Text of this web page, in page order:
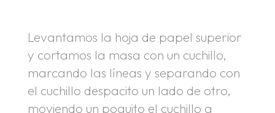
Levantamos la hoja de papel superior
y cortamos la masa con un cuchillo,
marcando las líneas y separando con
el cuchillo despacito un lado de otro,
moviendo un poquito el cuchillo a